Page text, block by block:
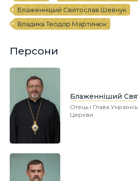
Блаженніший Святослав Шевчук
Владика Теодор Мартинюк
Персони
Блаженніший
Отець і Глава
Церкви